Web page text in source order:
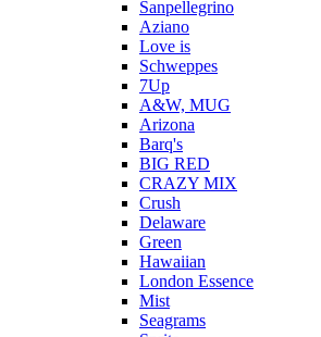
Sanpellegrino
Aziano
Love is
Schweppes
7Up
A&W, MUG
Arizona
Barq's
BIG RED
CRAZY MIX
Crush
Delaware
Green
Hawaiian
London Essence
Mist
Seagrams